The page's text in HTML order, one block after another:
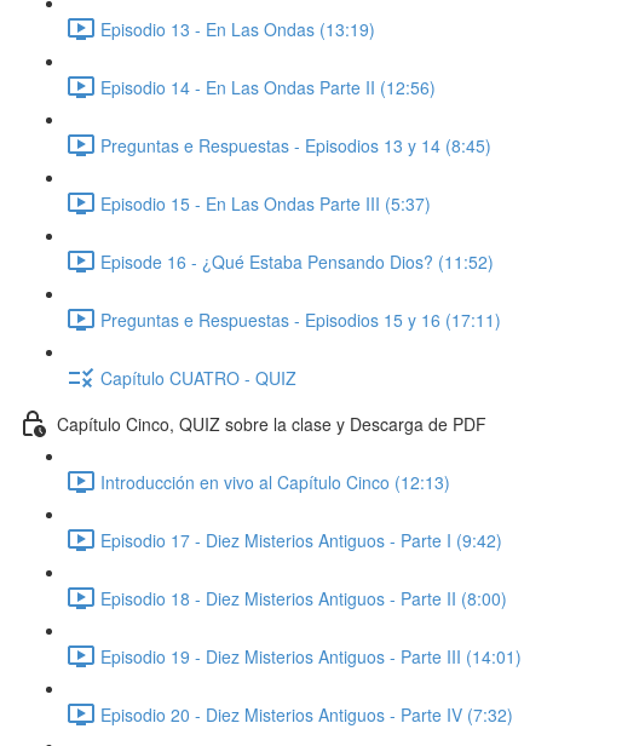
Episodio 13 - En Las Ondas (13:19)
Episodio 14 - En Las Ondas Parte II (12:56)
Preguntas e Respuestas - Episodios 13 y 14 (8:45)
Episodio 15 - En Las Ondas Parte III (5:37)
Episode 16 - ¿Qué Estaba Pensando Dios? (11:52)
Preguntas e Respuestas - Episodios 15 y 16 (17:11)
Capítulo CUATRO - QUIZ
Capítulo Cinco, QUIZ sobre la clase y Descarga de PDF
Introducción en vivo al Capítulo Cinco (12:13)
Episodio 17 - Diez Misterios Antiguos - Parte I (9:42)
Episodio 18 - Diez Misterios Antiguos - Parte II (8:00)
Episodio 19 - Diez Misterios Antiguos - Parte III (14:01)
Episodio 20 - Diez Misterios Antiguos - Parte IV (7:32)